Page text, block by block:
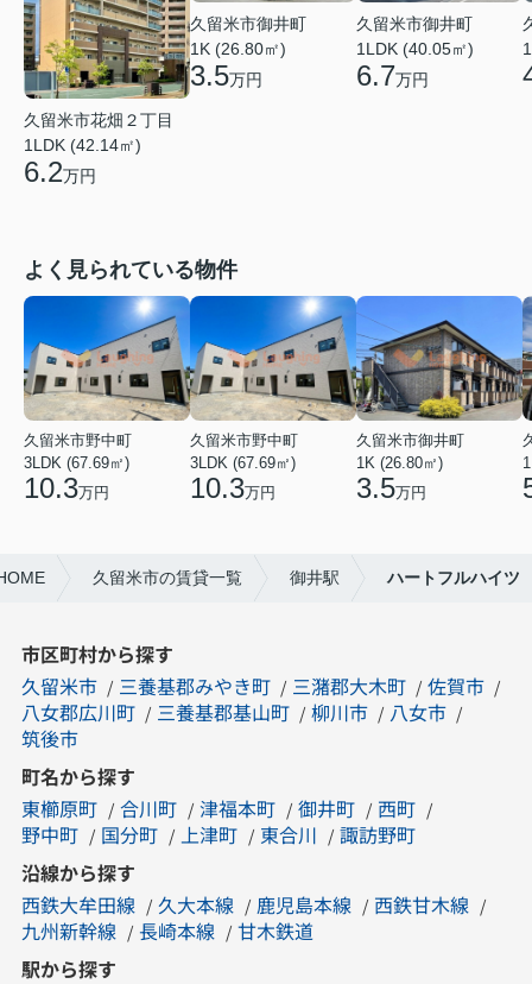
久留米市花畑２丁目
1LDK (42.14㎡)
6.2万円
久留米市御井町
1K (26.80㎡)
3.5万円
久留米市御井町
1LDK (40.05㎡)
6.7万円
よく見られている物件
久留米市野中町
3LDK (67.69㎡)
10.3万円
久留米市野中町
3LDK (67.69㎡)
10.3万円
久留米市御井町
1K (26.80㎡)
3.5万円
久留米市の賃貸一覧 御井駅 ハートフルハイツ
市区町村から探す
久留米市
三養基郡みやき町 三潴郡大木町
佐賀市
八女郡広川町
三養基郡基山町 柳川市
八女市
筑後市
町名から探す
東櫛原町
合川町 津福本町 御井町
西町
野中町
国分町 上津町 東合川
諏訪野町
沿線から探す
西鉄大牟田線
久大本線 鹿児島本線
西鉄甘木線
九州新幹線
長崎本線
甘木鉄道
駅から探す